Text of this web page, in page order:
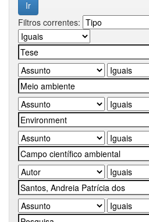
Filtros correntes: